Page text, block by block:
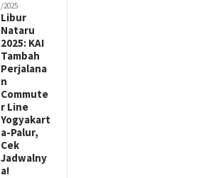
/2025
Libur
Nataru
2025: KAI
Tambah
Perjalana
n
Commute
r Line
Yogyakart
a-Palur,
Cek
Jadwalny
a!